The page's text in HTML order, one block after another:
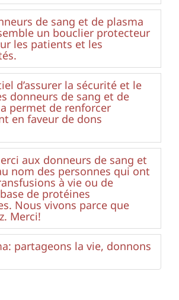
de sang et de plasma
un bouclier protecteur
les patients et les
d’assurer la sécurité et le
donneurs de sang et de
permet de renforcer
en faveur de dons
aux donneurs de sang et
nom des personnes qui ont
à vie ou de
de protéines
Nous vivons parce que
Merci!
partageons la vie, donnons